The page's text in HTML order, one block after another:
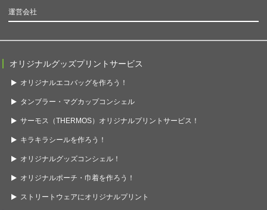
運営会社
オリジナルグッズプリントサービス
オリジナルエコバッグを作ろう！
タンブラー・マグカップコンシェル
サーモス（THERMOS）オリジナルプリントサービス！
キラキラシールを作ろう！
オリジナルグッズコンシェル！
オリジナルポーチ・巾着を作ろう！
ストリートウェアにオリジナルプリント